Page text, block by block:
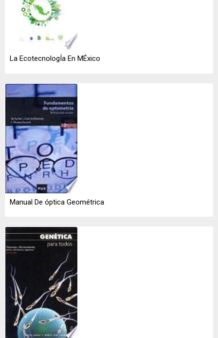
La EcotecnologÍa En MÉxico
Manual De óptica Geométrica